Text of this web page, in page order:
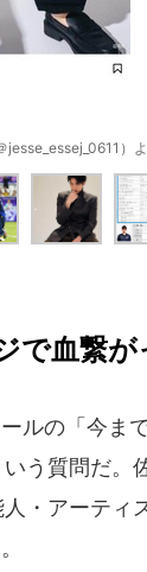
）
で血繋が
ルの「今ま
う質問だ。
・アーティ